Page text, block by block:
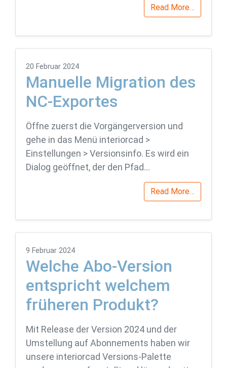
Read More…
20 Februar 2024
Manuelle Migration des
NC-Exportes
Öffne zuerst die Vorgängerversion und
gehe in das Menü interiorcad >
Einstellungen > Versionsinfo. Es wird ein
Dialog geöffnet, der den Pfad…
Read More…
9 Februar 2024
Welche Abo-Version
entspricht welchem
früheren Produkt?
Mit Release der Version 2024 und der
Umstellung auf Abonnements haben wir
unsere interiorcad Versions-Palette